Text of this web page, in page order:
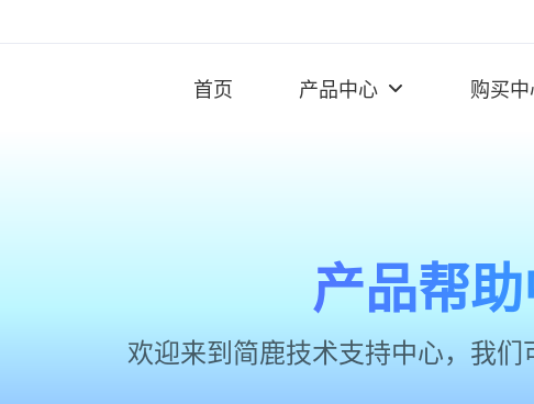
首页 产品中心 购买中
产品帮
欢迎来到简鹿技术支持中心，我们